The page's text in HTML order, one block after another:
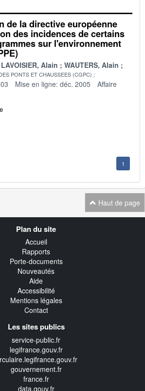
de la directive européenne
des incidences de certains
sur l'environnement
LAVOISIER, Alain WAUTERS, Alain
PONTS ET CHAUSSEES (CGPC)
Mise en ligne: déc. 2005
Affaire
1
Haut de page
Plan du site
Accueil
Rapports
Porte-documents
Nouveautés
Aide
Accessibilité
Mentions légales
Contact
Les sites publics
service-public.fr
legifrance.gouv.fr
gouvernement.fr
france.fr
data.gouv.fr